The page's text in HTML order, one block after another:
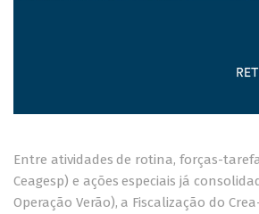
Entre atividades de rotina, forças-
Ceagesp) e ações especiais já
Operação Verão), a Fiscalização do